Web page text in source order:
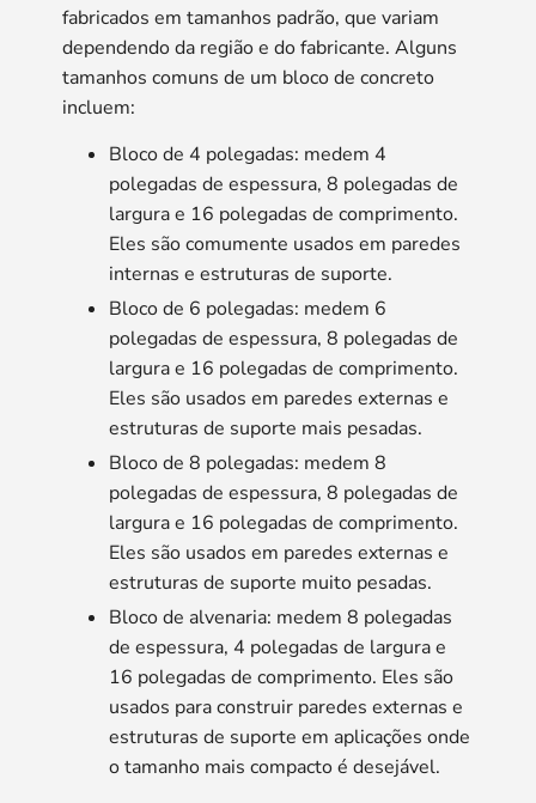
fabricados em tamanhos padrão, que variam
dependendo da região e do fabricante. Alguns
tamanhos comuns de um bloco de concreto
incluem:
Bloco de 4 polegadas: medem 4
polegadas de espessura, 8 polegadas de
largura e 16 polegadas de comprimento.
Eles são comumente usados ​​em paredes
internas e estruturas de suporte.
Bloco de 6 polegadas: medem 6
polegadas de espessura, 8 polegadas de
largura e 16 polegadas de comprimento.
Eles são usados ​​em paredes externas e
estruturas de suporte mais pesadas.
Bloco de 8 polegadas: medem 8
polegadas de espessura, 8 polegadas de
largura e 16 polegadas de comprimento.
Eles são usados ​​em paredes externas e
estruturas de suporte muito pesadas.
Bloco de alvenaria: medem 8 polegadas
de espessura, 4 polegadas de largura e
16 polegadas de comprimento. Eles são
usados ​​para construir paredes externas e
estruturas de suporte em aplicações onde
o tamanho mais compacto é desejável.